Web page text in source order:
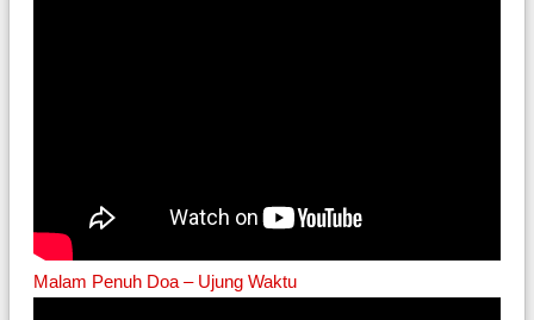
Malam Penuh Doa – Ujung Waktu